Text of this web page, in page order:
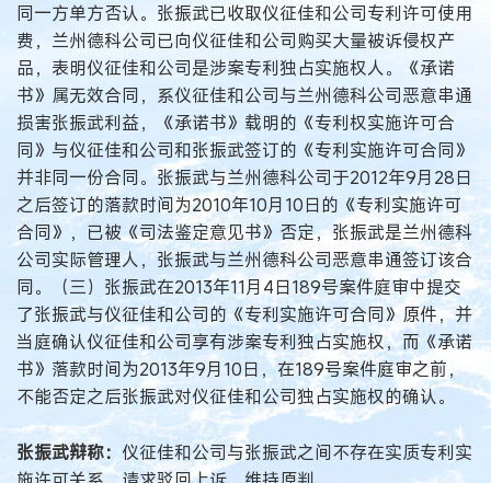
同一方单方否认。张振武已收取仪征佳和公司专利许可使用
费，兰州德科公司已向仪征佳和公司购买大量被诉侵权产
品，表明仪征佳和公司是涉案专利独占实施权人。《承诺
书》属无效合同，系仪征佳和公司与兰州德科公司恶意串通
损害张振武利益，《承诺书》载明的《专利权实施许可合
同》与仪征佳和公司和张振武签订的《专利实施许可合同》
并非同一份合同。张振武与兰州德科公司于2012年9月28日
之后签订的落款时间为2010年10月10日的《专利实施许可
合同》，已被《司法鉴定意见书》否定，张振武是兰州德科
公司实际管理人，张振武与兰州德科公司恶意串通签订该合
同。（三）张振武在2013年11月4日189号案件庭审中提交
了张振武与仪征佳和公司的《专利实施许可合同》原件，并
当庭确认仪征佳和公司享有涉案专利独占实施权，而《承诺
书》落款时间为2013年9月10日，在189号案件庭审之前，
不能否定之后张振武对仪征佳和公司独占实施权的确认。
张振武辩称： 仪征佳和公司与张振武之间不存在实质专利实